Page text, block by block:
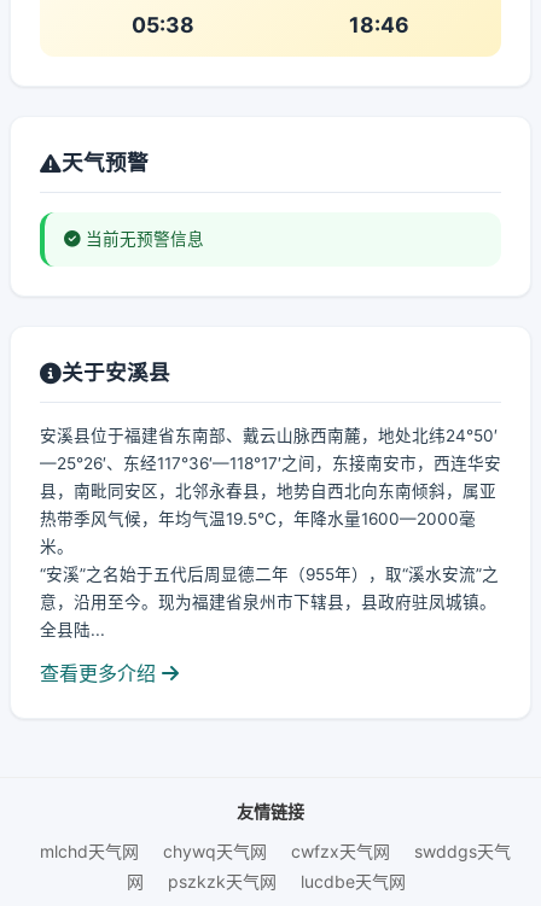
05:38 18:46
天气预警
当前无预警信息
关于安溪县
安溪县位于福建省东南部、戴云山脉西南麓，地处北纬24°50′
—25°26′、东经117°36′—118°17′之间，东接南安市，西连华安
县，南毗同安区，北邻永春县，地势自西北向东南倾斜，属亚
热带季风气候，年均气温19.5℃，年降水量1600—2000毫
米。
“安溪”之名始于五代后周显德二年（955年），取“溪水安流”之
意，沿用至今。现为福建省泉州市下辖县，县政府驻凤城镇。
全县陆...
查看更多介绍
友情链接
mlchd天气网
chywq天气网 cwfzx天气网
swddgs天气
网
pszkzk天气网 lucdbe天气网